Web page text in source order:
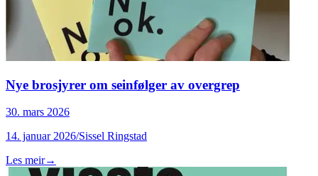
Nye brosjyrer om seinfølger av overgrep
30. mars 2026
14. januar 2026/Sissel Ringstad
Les meir→